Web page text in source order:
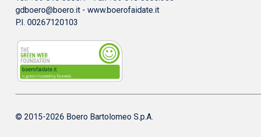
gdboero@boero.it - www.boerofaidate.it
P.I. 00267120103
© 2015-2026 Boero Bartolomeo S.p.A.